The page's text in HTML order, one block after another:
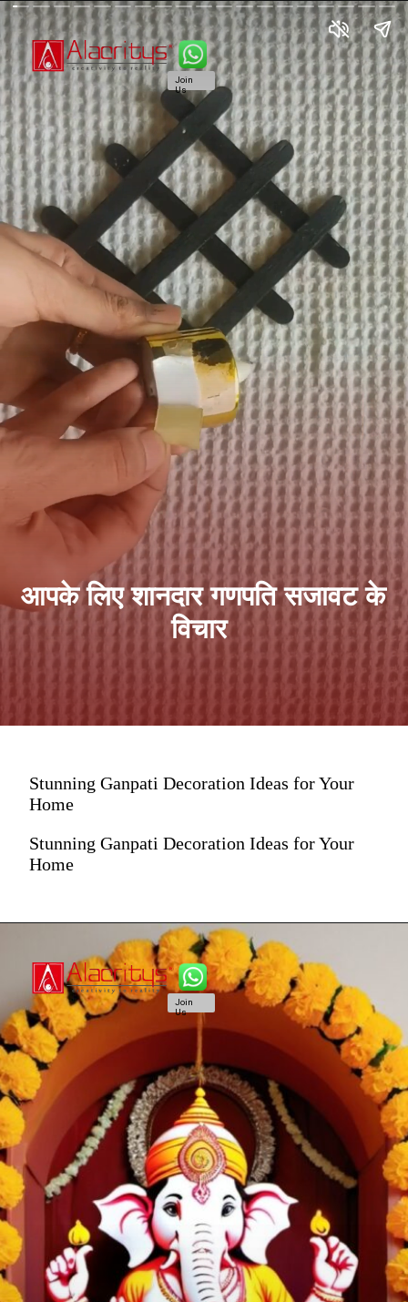
आपके लिए शानदार गणपति सजावट के
विचार
Join
Us
Stunning Ganpati Decoration Ideas for Your
Home
Stunning Ganpati Decoration Ideas for Your
Home
Join
Us